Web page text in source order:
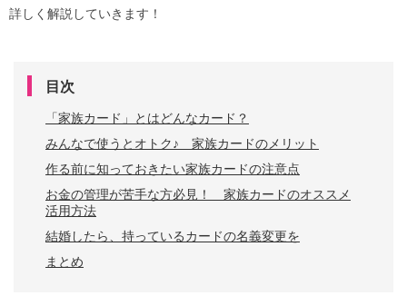
詳しく解説していきます！
目次
「家族カード」とはどんなカード？
みんなで使うとオトク♪ 家族カードのメリット
作る前に知っておきたい家族カードの注意点
お金の管理が苦手な方必見！ 家族カードのオススメ
活用方法
結婚したら、持っているカードの名義変更を
まとめ